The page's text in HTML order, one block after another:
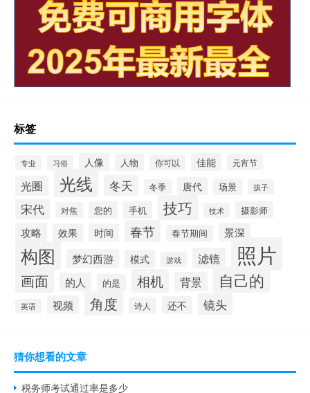
标签
专业 习俗 人像 人物 你可以 佳能 元宵节
光圈 光线 冬天 冬季 唐代 场景 孩子
宋代 对焦 您的 手机 技巧 技术 摄影师
攻略 效果 时间 春节 春节期间 景深
构图 梦幻西游 模式 游戏 滤镜 照片
画面 的人 的是 相机 背景 自己的
英语 视频 角度 诗人 还不 镜头
猜你想看的文章
税务师考试通过率是多少